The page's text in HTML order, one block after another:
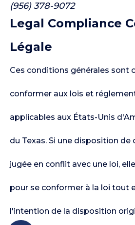
(956) 378-9072
Legal Compliance
Légale
Ces conditions générales sont
conformer aux lois et
applicables aux États-Unis
du Texas. Si une disposition de
jugée en conflit avec une loi,
pour se conformer à la loi tout
l'intention de la disposition